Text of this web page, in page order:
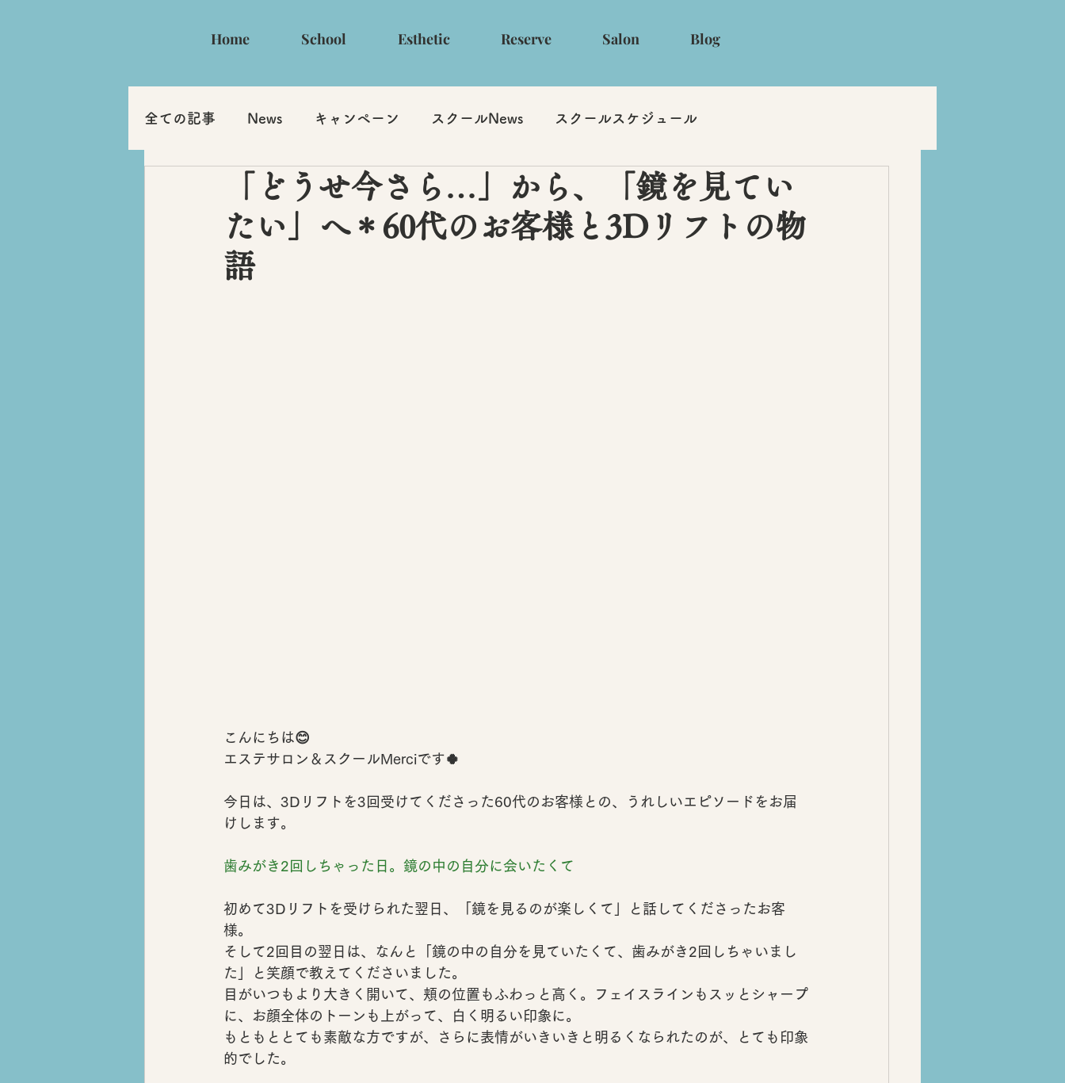
Home School Esthetic Reserve Salon Blog
全ての記事 News キャンペーン スクールNews スクールスケジュール
「どうせ今さら…」から、「鏡を見てい
たい」へ＊60代のお客様と3Dリフトの物
語
こんにちは😊
エステサロン＆スクールMerciです🍀
今日は、3Dリフトを3回受けてくださった60代のお客様との、うれしいエピソードをお届
けします。
歯みがき2回しちゃった日。鏡の中の自分に会いたくて
初めて3Dリフトを受けられた翌日、「鏡を見るのが楽しくて」と話してくださったお客
様。
そして2回目の翌日は、なんと
「鏡の中の自分を見ていたくて、歯みがき2回しちゃいまし
た」
と笑顔で教えてくださいました。
目がいつもより大きく開いて、頬の位置もふわっと高く。フェイスラインもスッとシャープ
に、お顔全体のトーンも上がって、白く明るい印象に。
もともととても素敵な方ですが、さらに表情がいきいきと明るくなられた のが、とても印象
的でした。